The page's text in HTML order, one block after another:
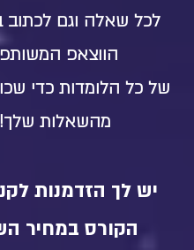
לכל שאלה וגם לכתוב
הווצאפ
של כל הלומדות כדי
מהשאלות
יש לך הזדמנות
הקורס במחיר